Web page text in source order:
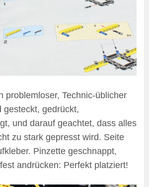
problemloser, Technic-üblicher
gesteckt, gedrückt,
und darauf geachtet, dass alles
zu stark gepresst wird. Seite
Pinzette geschnappt,
andrücken: Perfekt platziert!